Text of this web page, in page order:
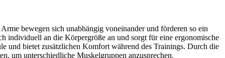
bewegen sich unabhängig voneinander und förderen so ein
individuell an die Körpergröße an und sorgt für eine ergonomische
und bietet zusätzlichen Komfort während des Trainings. Durch die
um unterschiedliche Muskelgruppen anzusprechen.